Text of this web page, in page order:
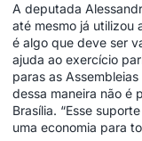
A deputada
até mesmo já utilizou
é algo que deve ser
ajuda ao exercício
paras as
dessa maneira não é
Brasília. “Esse
uma economia para